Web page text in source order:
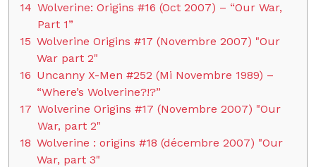
14 Wolverine: Origins #16 (Oct 2007) – “Our War,
Part 1”
15 Wolverine Origins #17 (Novembre 2007) "Our
War part 2"
16 Uncanny X-Men #252 (Mi Novembre 1989) –
“Where’s Wolverine?!?”
17 Wolverine Origins #17 (Novembre 2007) "Our
War, part 2"
18 Wolverine : origins #18 (décembre 2007) "Our
War, part 3"